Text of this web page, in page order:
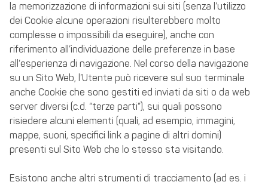
la memorizzazione di informazioni sui siti (senza l’utilizzo
dei Cookie alcune operazioni risulterebbero molto
complesse o impossibili da eseguire), anche con
riferimento all’individuazione delle preferenze in base
all’esperienza di navigazione. Nel corso della navigazione
su un Sito Web, l’Utente può ricevere sul suo terminale
anche Cookie che sono gestiti ed inviati da siti o da web
server diversi (c.d. “terze parti”), sui quali possono
risiedere alcuni elementi (quali, ad esempio, immagini,
mappe, suoni, specifici link a pagine di altri domini)
presenti sul Sito Web che lo stesso sta visitando.
Esistono anche altri strumenti di tracciamento (ad es. i